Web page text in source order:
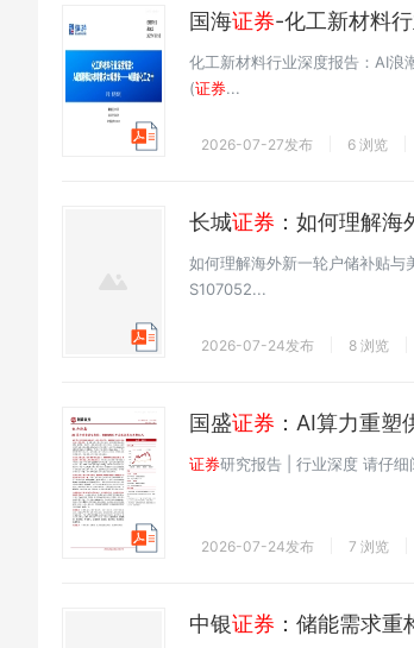
国海证券-化工新材料
化工新材料行业深度报告：AI
(证券...
2026-07-27发布 6 浏览
长城证券 ：如何理解
如何理解海外新一轮户储补贴
S107052...
2026-07-24发布 8 浏览
国盛证券 ：AI算力重
证券研究报告 | 行业深度 请仔
2026-07-24发布 7 浏览
中银证券 ：储能需求